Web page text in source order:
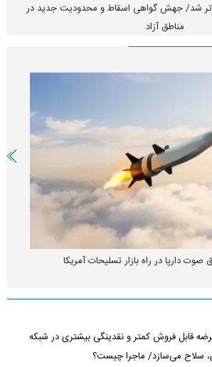
شد/ جهش گواهی اسقاط و محدودیت جدید در
مناطق آزاد
دارپا در راه بازار تسلیحات آمریکا
قابل فروش کمتر و نقدینگی بیشتری در شبکه
سلاح می‌سازد/ ماجرا چیست؟